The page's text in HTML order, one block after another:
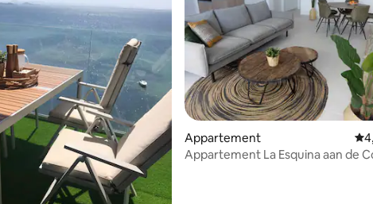
van 4,89 op 5, 72 recensies
Appartement
Appartement La Esquina aan de